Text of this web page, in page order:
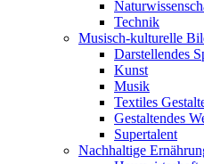
Technik
Musisch-kulturelle
Darstellendes
Kunst
Musik
Textiles
Gestaltendes
Supertalent
Nachhaltige